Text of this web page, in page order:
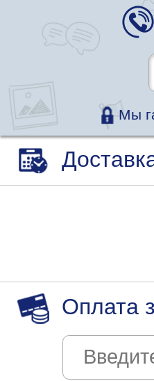
Мы
Оплата